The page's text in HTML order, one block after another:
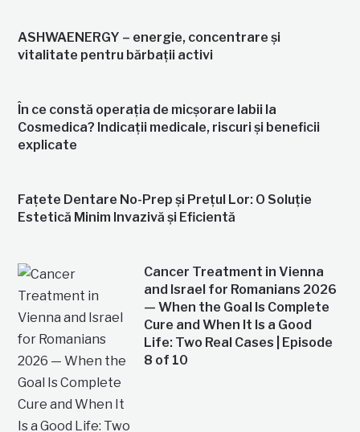
ASHWAENERGY – energie, concentrare și
vitalitate pentru bărbații activi
În ce constă operația de micșorare labii la
Cosmedica? Indicații medicale, riscuri și beneficii
explicate
Fațete Dentare No-Prep și Prețul Lor: O Soluție
Estetică Minim Invazivă și Eficientă
Cancer Treatment in Vienna
and Israel for Romanians 2026
— When the Goal Is Complete
Cure and When It Is a Good
Life: Two Real Cases | Episode
8 of 10